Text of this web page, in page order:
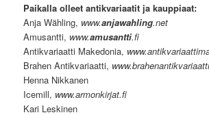
Paikalla olleet antikvariaatit ja kauppiaat:
Anja Wähling, www.anjawahling.net
Amusantti, www.amusantti.fi
Antikvariaatti Makedonia,
Brahen Antikvariaatti,
Henna Nikkanen
Icemill, www.armonkirjat.fi
Kari Leskinen